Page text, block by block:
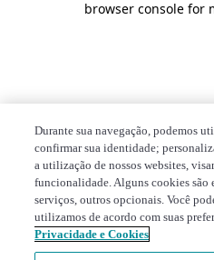
browser console for
Durante sua navegação, podemos
confirmar sua identidade;
a utilização de nossos websites,
funcionalidade. Alguns cookies são
serviços, outros opcionais. Você
utilizamos de acordo com suas
Privacidade e Cookies